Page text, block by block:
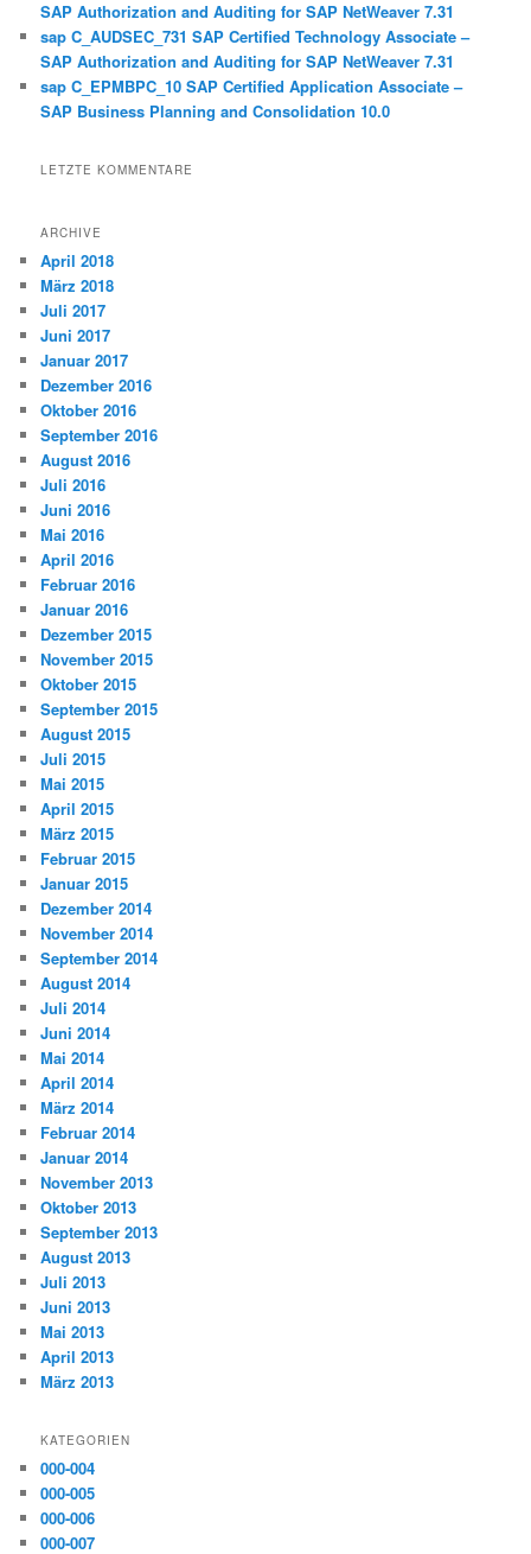
SAP Authorization and Auditing for SAP NetWeaver 7.31
sap C_AUDSEC_731 SAP Certified Technology Associate –
SAP Authorization and Auditing for SAP NetWeaver 7.31
sap C_EPMBPC_10 SAP Certified Application Associate –
SAP Business Planning and Consolidation 10.0
LETZTE KOMMENTARE
ARCHIVE
April 2018
März 2018
Juli 2017
Juni 2017
Januar 2017
Dezember 2016
Oktober 2016
September 2016
August 2016
Juli 2016
Juni 2016
Mai 2016
April 2016
Februar 2016
Januar 2016
Dezember 2015
November 2015
Oktober 2015
September 2015
August 2015
Juli 2015
Mai 2015
April 2015
März 2015
Februar 2015
Januar 2015
Dezember 2014
November 2014
September 2014
August 2014
Juli 2014
Juni 2014
Mai 2014
April 2014
März 2014
Februar 2014
Januar 2014
November 2013
Oktober 2013
September 2013
August 2013
Juli 2013
Juni 2013
Mai 2013
April 2013
März 2013
KATEGORIEN
000-004
000-005
000-006
000-007